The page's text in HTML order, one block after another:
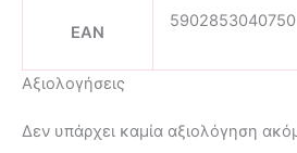
EAN
5902853040750
Αξιολογήσεις
Δεν υπάρχει καμία αξιολόγηση